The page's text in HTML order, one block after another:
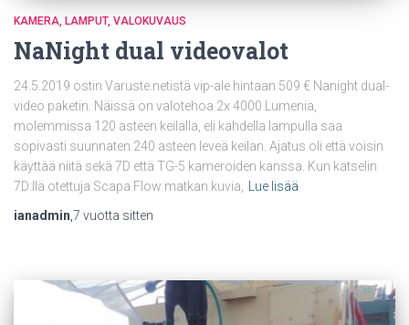
KAMERA LAMPUT VALOKUVAUS
NaNight dual videovalot
24.5.2019 ostin Varuste.netistä vip-ale hintaan 509 € Nanight dual-
video paketin. Näissä on valotehoa 2x 4000 Lumenia,
molemmissa 120 asteen keilalla, eli kahdella lampulla saa
sopivasti suunnaten 240 asteen leveä keilan. Ajatus oli että voisin
käyttää niitä sekä 7D että TG-5 kameroiden kanssa. Kun katselin
7D:llä otettuja Scapa Flow matkan kuvia, Lue lisää
ianadmin,7 vuotta sitten